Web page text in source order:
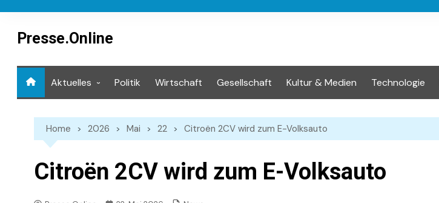
contentPresse.Online
Aktuelles Politik Wirtschaft Gesellschaft Kultur & Medien Technologie
Home 2026 Mai 22 Citroën 2CV wird zum E-Volksauto
Citroën 2CV wird zum E-Volksauto